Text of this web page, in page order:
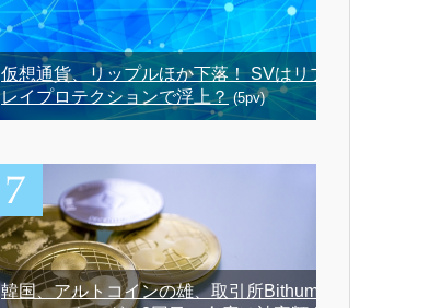
仮想通貨、リップルほか下落！ SVはリプ
レイプロテクションで浮上？(5pv)
韓国、アルトコインの雄、取引所Bithumb